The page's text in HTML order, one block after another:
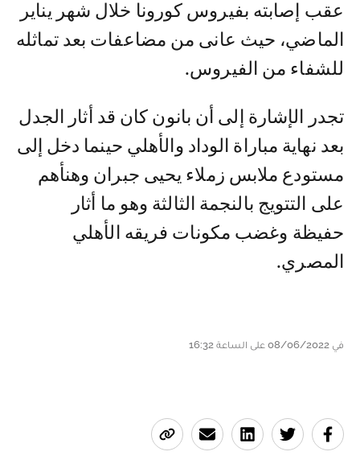
عقب إصابته بفيروس كورونا خلال شهر يناير
الماضي، حيث عانى من مضاعفات بعد تماثله
للشفاء من الفيروس.
تجدر الإشارة إلى أن بانون كان قد أثار الجدل
بعد نهاية مباراة الوداد والأهلي حينما دخل إلى
مستودع ملابس زملاء يحيى جبران وهنأهم
على التتويج بالنجمة الثالثة وهو ما أثار
حفيظة وغضب مكونات فريقه الأهلي
المصري.
في 08/06/2022 على الساعة 16:32